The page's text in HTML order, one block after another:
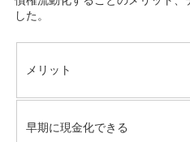
した。
メリット
早期に現金化できる